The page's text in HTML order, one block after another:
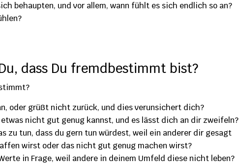
behaupten, und vor allem, wann fühlt es sich endlich so an?
dass Du fremdbestimmt bist?
oder grüßt nicht zurück, und dies verunsichert dich?
nicht gut genug kannst, und es lässt dich an dir zweifeln?
zu tun, dass du gern tun würdest, weil ein anderer dir gesagt
wirst oder das nicht gut genug machen wirst?
in Frage, weil andere in deinem Umfeld diese nicht leben?